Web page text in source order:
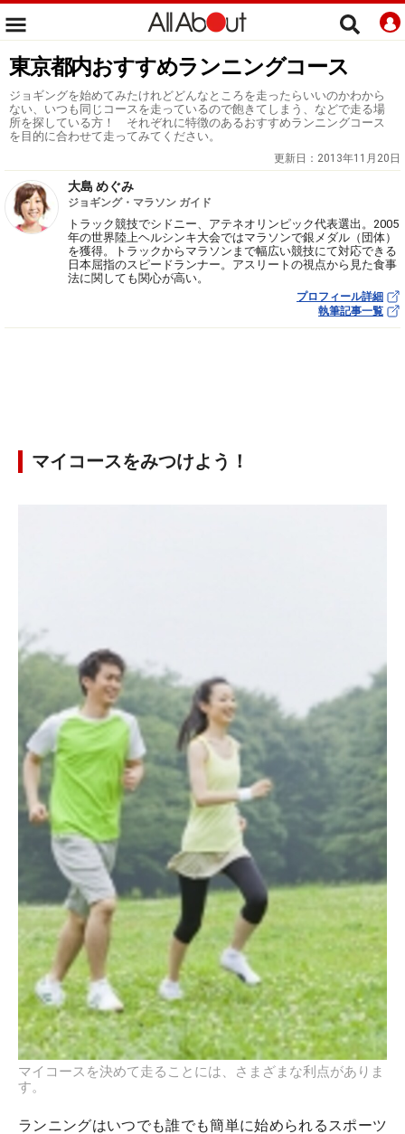
東京都内おすすめランニングコース
ジョギングを始めてみたけれどどんなところを走ったらいいのかわから
ない、いつも同じコースを走っているので飽きてしまう、などで走る場
所を探している方！ それぞれに特徴のあるおすすめランニングコース
を目的に合わせて走ってみてください。
更新日： 2013年11月20日
大島 めぐみ
ジョギング・マラソン ガイド
トラック競技でシドニー、アテネオリンピック代表選出。2005
年の世界陸上ヘルシンキ大会ではマラソンで銀メダル（団体）
を獲得。トラックからマラソンまで幅広い競技にて対応できる
日本屈指のスピードランナー。アスリートの視点から見た食事
法に関しても関心が高い。
プロフィール詳細
執筆記事一覧
マイコースをみつけよう！
マイコースを決めて走ることには、さまざまな利点がありま
す。
ランニングはいつでも誰でも簡単に始められるスポーツ